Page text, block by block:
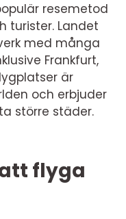
resemetod
turister. Landet
med många
Frankfurt,
är
och erbjuder
större städer.
flyga